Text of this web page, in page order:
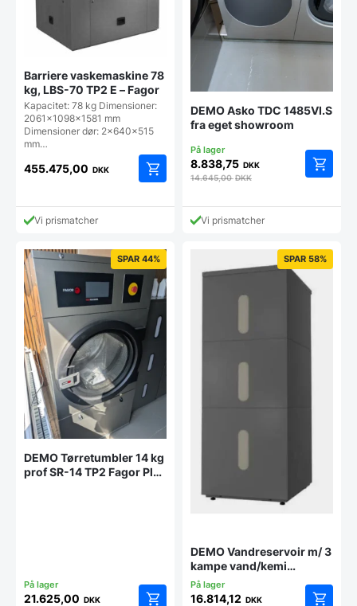
Barriere vaskemaskine 78
kg, LBS-70 TP2 E – Fagor
Kapacitet: 78 kg Dimensioner:
2061x1098x1581 mm
Dimensioner dør: 2x640x515
mm…
455.475,00 DKK
Vi prismatcher
DEMO Asko TDC 1485VI.S
fra eget showroom
8.838,75 DKK
14.645,00DKK
Vi prismatcher
SPAR 44%
DEMO Tørretumbler 14 kg
prof SR-14 TP2 Fagor Plus
21.625,00 DKK
SPAR 58%
DEMO Vandreservoir m/ 3
kampe vand/kemi
besparende vaskeri fra
eget showroom
16.814,12 DKK